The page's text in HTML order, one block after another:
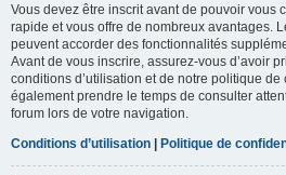
Vous devez être inscrit avant de pouvoir vous
rapide et vous offre de nombreux avantages.
peuvent accorder des fonctionnalités
Avant de vous inscrire, assurez-vous d’avoir
conditions d’utilisation et de notre politique
également prendre le temps de consulter
forum lors de votre navigation.
Conditions d’utilisation | Politique de